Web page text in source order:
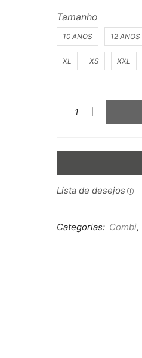
Tamanho
10 ANOS 12 ANOS
XL XS XXL
Lista de desejos
Categorias: Combi,